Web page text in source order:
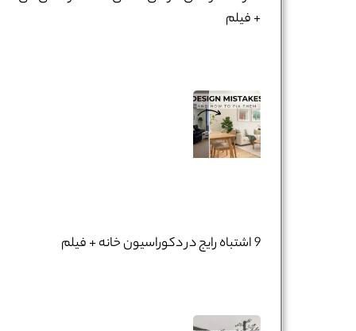
+ فیلم
9 اشتباه رایج در دکوراسیون خانه + فیلم